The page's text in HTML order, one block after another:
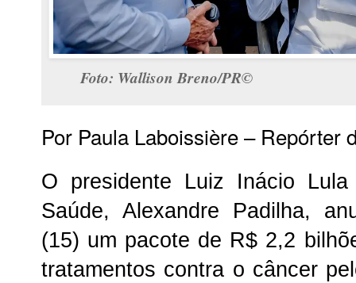
Foto: Wallison Breno/PR©
Por Paula Laboissière – Repórter
O presidente Luiz Inácio
Saúde, Alexandre Padilha,
(15) um pacote de R$ 2,2
tratamentos contra o câncer